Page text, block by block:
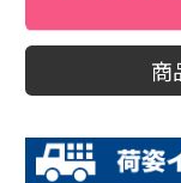
商